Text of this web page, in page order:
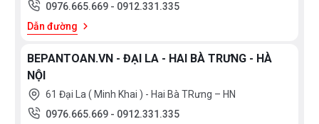
0976.665.669 - 0912.331.335
Dẫn đường
BEPANTOAN.VN - ĐẠI LA - HAI BÀ TRƯNG - HÀ
NỘI
61 Đại La ( Minh Khai ) - Hai Bà TRưng – HN
0976.665.669 - 0912.331.335